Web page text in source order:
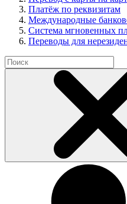
Платёж по реквизитам
Международные
Система мгновенных
Переводы для